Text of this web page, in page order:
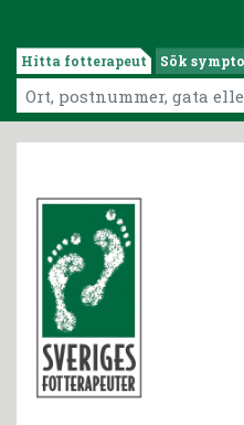
Hitta fotterapeut Sök